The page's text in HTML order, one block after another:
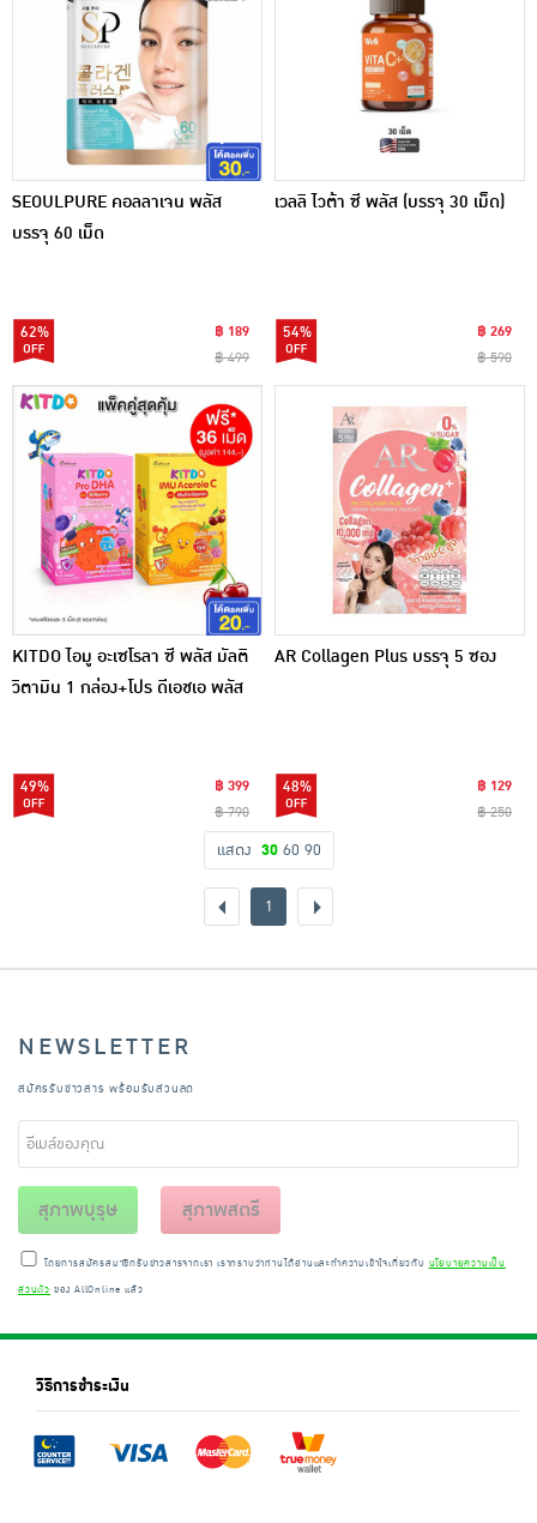
SEOULPURE คอลลาเจน พลัส
บรรจุ 60 เม็ด
62%
฿ 189
฿ 499
เวลลิ ไวต้า ซี พลัส (บรรจุ 30 เม็ด)
54%
฿ 269
฿ 590
KITDO ไอมู อะเซโรลา ซี พลัส มัลติ
วิตามิน 1 กล่อง+โปร ดีเอชเอ พลัส
49%
฿ 399
฿ 790
AR Collagen Plus บรรจุ 5 ซอง
48%
฿ 129
฿ 250
แสดง 30 60 90
1
NEWSLETTER
สมัครรับข่าวสาร พร้อมรับส่วนลด
สุภาพบุรุษ สุภาพสตรี
โดยการสมัครสมาชิกรับข่าวสารจากเรา เราทราบว่าท่านได้อ่านและทำความเข้าใจเกี่ยวกับ นโยบายความเป็น
ส่วนตัว ของ AllOnline แล้ว
วิธีการชำระเงิน